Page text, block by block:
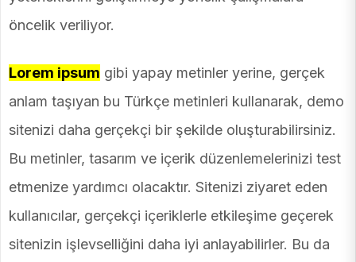
öncelik veriliyor.
Lorem ipsum gibi yapay metinler yerine, gerçek
anlam taşıyan bu Türkçe metinleri kullanarak, demo
sitenizi daha gerçekçi bir şekilde oluşturabilirsiniz.
Bu metinler, tasarım ve içerik düzenlemelerinizi test
etmenize yardımcı olacaktır. Sitenizi ziyaret eden
kullanıcılar, gerçekçi içeriklerle etkileşime geçerek
sitenizin işlevselliğini daha iyi anlayabilirler. Bu da